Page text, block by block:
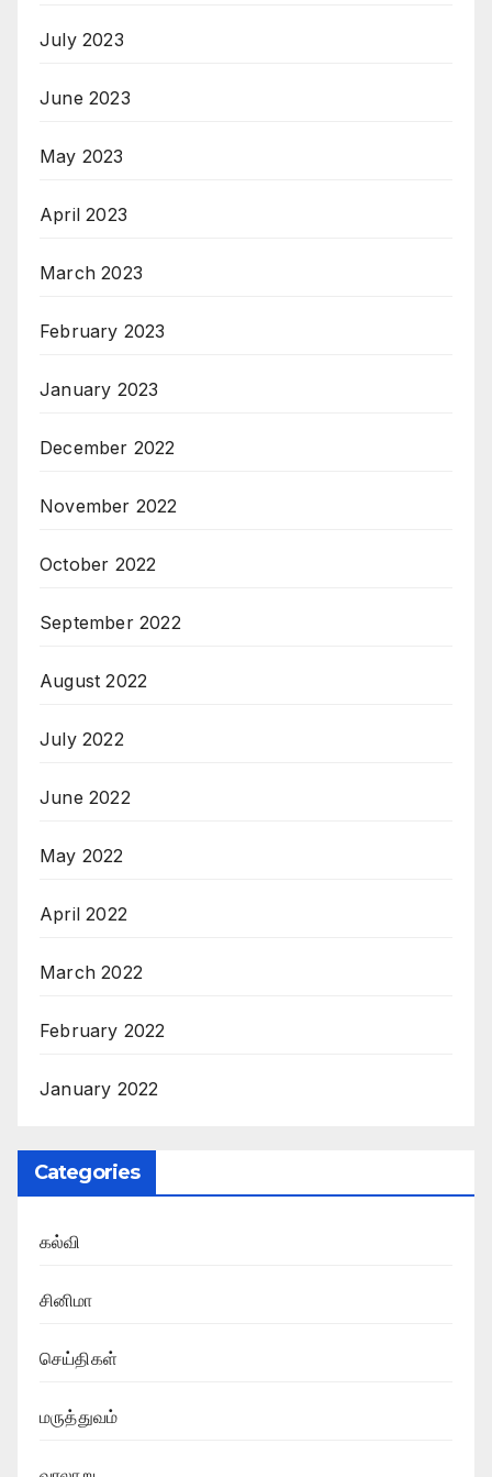
July 2023
June 2023
May 2023
April 2023
March 2023
February 2023
January 2023
December 2022
November 2022
October 2022
September 2022
August 2022
July 2022
June 2022
May 2022
April 2022
March 2022
February 2022
January 2022
Categories
கல்வி
சினிமா
செய்திகள்
மருத்துவம்